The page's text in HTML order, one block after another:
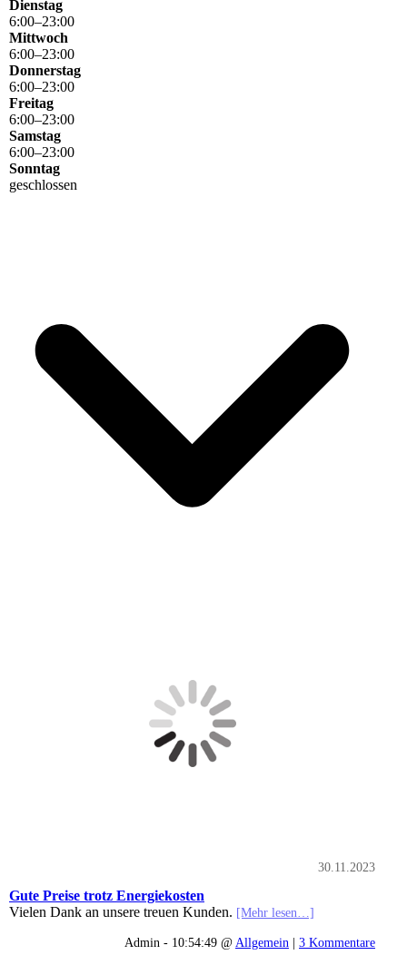
Dienstag
6:00–23:00
Mittwoch
6:00–23:00
Donnerstag
6:00–23:00
Freitag
6:00–23:00
Samstag
6:00–23:00
Sonntag
geschlossen
30.11.2023
Gute Preise trotz Energiekosten
Vielen Dank an unsere treuen Kunden. [Mehr lesen…]
Admin - 10:54:49 @ Allgemein | 3 Kommentare